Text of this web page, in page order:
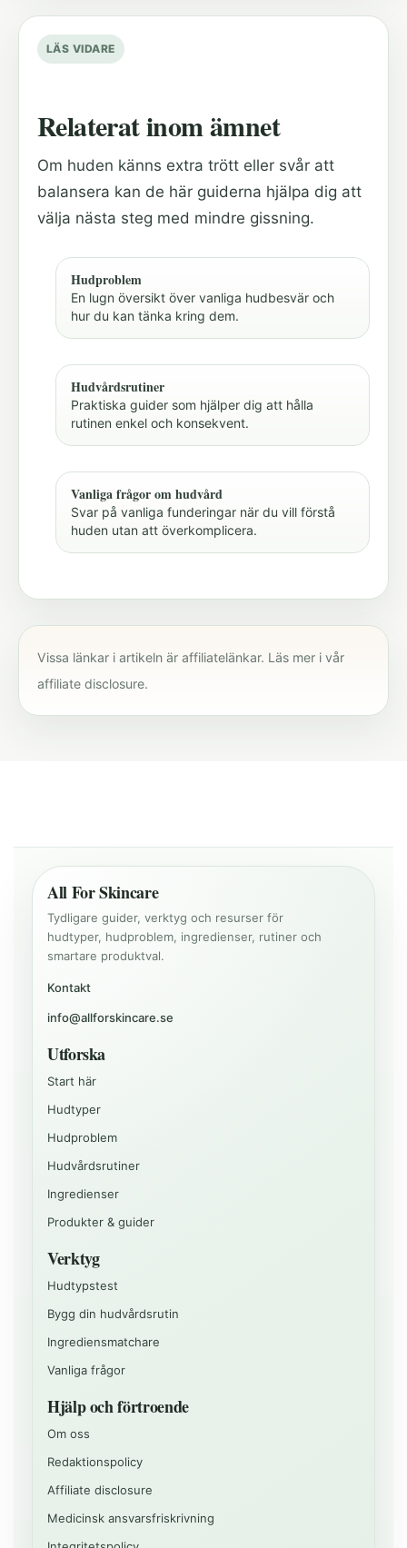
LÄS VIDARE
Relaterat inom ämnet
Om huden känns extra trött eller svår att
balansera kan de här guiderna hjälpa dig att
välja nästa steg med mindre gissning.
Hudproblem
En lugn översikt över vanliga hudbesvär och
hur du kan tänka kring dem.
Hudvårdsrutiner
Praktiska guider som hjälper dig att hålla
rutinen enkel och konsekvent.
Vanliga frågor om hudvård
Svar på vanliga funderingar när du vill förstå
huden utan att överkomplicera.
Vissa länkar i artikeln är affiliatelänkar. Läs mer i vår
affiliate disclosure.
All For Skincare
Tydligare guider, verktyg och resurser för
hudtyper, hudproblem, ingredienser, rutiner och
smartare produktval.
Kontakt
info@allforskincare.se
Utforska
Start här
Hudtyper
Hudproblem
Hudvårdsrutiner
Ingredienser
Produkter & guider
Verktyg
Hudtypstest
Bygg din hudvårdsrutin
Ingrediensmatchare
Vanliga frågor
Hjälp och förtroende
Om oss
Redaktionspolicy
Affiliate disclosure
Medicinsk ansvarsfriskrivning